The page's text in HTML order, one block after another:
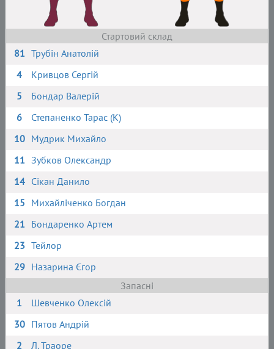
Стартовий склад
81 Трубін Анатолій
4
Кривцов Сергій
5
Бондар Валерій
6
Степаненко Тарас (К)
10 Мудрик Михайло
11 Зубков Олександр
14 Сікан Данило
15 Михайліченко Богдан
21 Бондаренко Артем
23 Тейлор
29 Назарина Єгор
Запасні
1
Шевченко Олексій
30 Пятов Андрій
2
Л. Траоре